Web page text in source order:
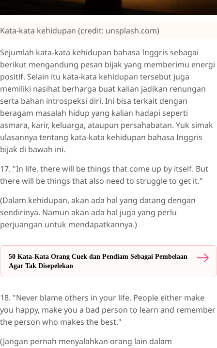
Kata-kata kehidupan (credit: unsplash.com)
Sejumlah kata-kata kehidupan bahasa Inggris sebagai
berikut mengandung pesan bijak yang memberimu energi
positif. Selain itu kata-kata kehidupan tersebut juga
memiliki nasihat berharga buat kalian jadikan renungan
serta bahan introspeksi diri. Ini bisa terkait dengan
beragam masalah hidup yang kalian hadapi seperti
asmara, karir, keluarga, ataupun persahabatan. Yuk simak
ulasannya tentang kata-kata kehidupan bahasa Inggris
bijak di bawah ini.
17. "In life, there will be things that come up by itself. But
there will be things that also need to struggle to get it."
(Dalam kehidupan, akan ada hal yang datang dengan
sendirinya. Namun akan ada hal juga yang perlu
perjuangan untuk mendapatkannya.)
50 Kata-Kata Orang Cuek dan Pendiam Sebagai Pembelaan
Agar Tak Disepelekan
18. "Never blame others in your life. People either make
you happy, make you a bad person to learn and remember
the person who makes the best."
(Jangan pernah menyalahkan orang lain dalam